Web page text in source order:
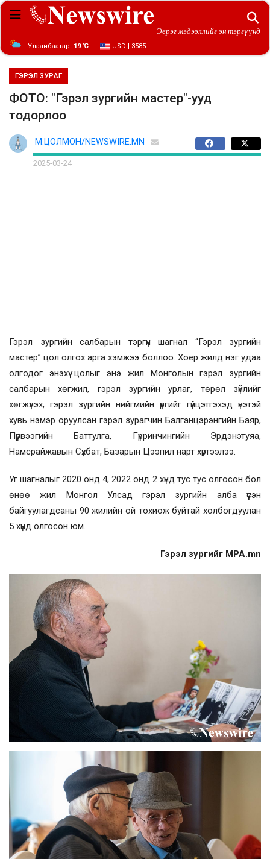
Эерэг мэдээллийг эн тэргүүнд
Улаанбаатар: 19 ℃ USD | 3585
ГЭРЭЛ ЗУРАГ
ФОТО: "Гэрэл зургийн мастер"-ууд
тодорлоо
М.ЦОЛМОН/NEWSWIRE.MN
2025-03-24
Гэрэл зургийн салбарын тэргүүн шагнал “Гэрэл зургийн
мастер” цол олгох арга хэмжээ боллоо. Хоёр жилд нэг удаа
олгодог энэхүү цолыг энэ жил Монголын гэрэл зургийн
салбарын хөгжил, гэрэл зургийн урлаг, төрөл зүйлийг
хөгжүүлэх, гэрэл зургийн нийгмийн үүргийг гүйцэтгэхэд үнэтэй
хувь нэмэр оруулсан гэрэл зурагчин Балганцэрэнгийн Баяр,
Пүрвээгийн Баттулга, Гүрринчингийн Эрдэнэтуяа,
Намсрайжавын Сүхбат, Базарын Цээпил нарт хүртээлээ.
Уг шагналыг 2020 онд 4, 2022 онд 2 хүнд тус тус олгосон бол
өнөө жил Монгол Улсад гэрэл зургийн алба үүсэн
байгуулагдсаны 90 жилийн ой тохиож буйтай холбогдуулан
5 хүнд олгосон юм.
Гэрэл зургийг MPA.mn